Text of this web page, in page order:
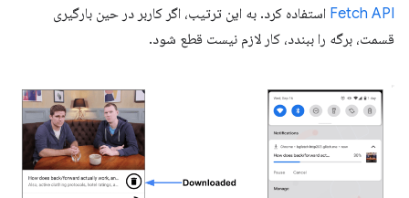
Fetch API استفاده کرد. به این ترتیب، اگر کاربر در حین بارگیری
قسمت، برگه را ببندد، کار لازم نیست قطع شود.